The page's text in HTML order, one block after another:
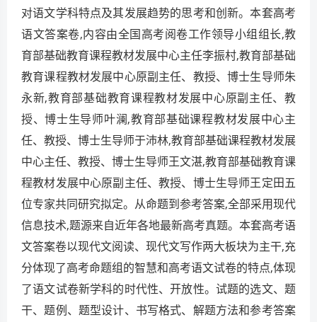
对语文学科特点及其发展趋势的思考和创新。本套高考
语文答案卷,内容由全国高考阅卷工作领导小组组长,教
育部基础教育课程教材发展中心主任李振村,教育部基础
教育课程教材发展中心原副主任、教授、博士生导师朱
永新,教育部基础教育课程教材发展中心原副主任、教
授、博士生导师叶澜,教育部基础课程教材发展中心主
任、教授、博士生导师于沛林,教育部基础课程教材发展
中心主任、教授、博士生导师王文湛,教育部基础教育课
程教材发展中心原副主任、教授、博士生导师王定田五
位专家共同研究拟定。从命题到参考答案,全部采用现代
信息技术,题源来自近年各地最新高考真题。本套高考语
文答案卷以现代文阅读、现代文写作两大板块为主干,充
分体现了高考命题组的智慧和高考语文试卷的特点,体现
了语文试卷新学科的时代性、开放性。试题的选文、题
干、题例、题型设计、书写格式、解题方法和参考答案